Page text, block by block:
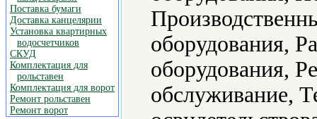
Поставка бумаги
Доставка канцелярии
Установка квартирных
водосчетчиков
СКУД
Комплектация для
рольставен
Комплектация для ворот
Ремонт рольставен
Ремонт ворот
оборудования,
оборудования,
обслуживание,